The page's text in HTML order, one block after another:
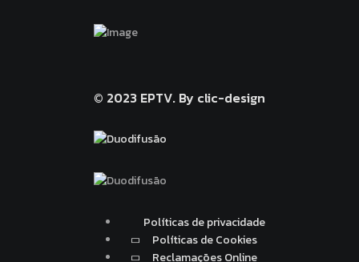
© 2023 EPTV. By clic-design
Políticas de privacidade
Políticas de Cookies
Reclamações Online